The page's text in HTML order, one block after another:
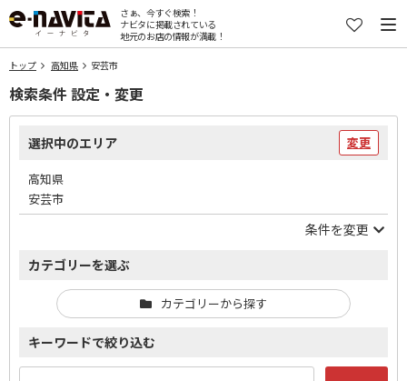
さぁ、今すぐ検索！
ナビタに掲載されている
地元のお店の情報が満載！
トップ 高知県 安芸市
検索条件 設定・変更
選択中のエリア 変更
高知県
安芸市
条件を変更
カテゴリーを選ぶ
カテゴリーから探す
キーワードで絞り込む